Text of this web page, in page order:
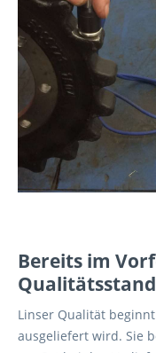
Bereits im
Linser Qualität
ausgeliefert wird. Sie